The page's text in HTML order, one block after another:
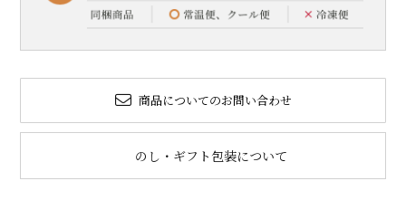
商品についてのお問い合わせ
のし・ギフト包装について